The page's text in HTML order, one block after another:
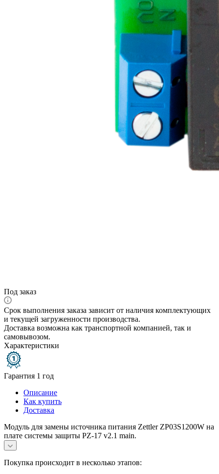
Под заказ
Срок выполнения заказа зависит от наличия комплектующих
и текущей загруженности производства.
Доставка возможна как транспортной компанией, так и
самовывозом.
Характеристики
Гарантия 1 год
Описание
Как купить
Доставка
Модуль для замены источника питания Zettler ZP03S1200W на
плате системы защиты PZ-17 v2.1 main.
Покупка происходит в несколько этапов: